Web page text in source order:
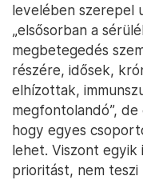
levelében szerepel
„elsősorban a
megbetegedés
részére, idősek,
elhízottak,
megfontolandó”,
hogy egyes
lehet. Viszont egyik
prioritást, nem